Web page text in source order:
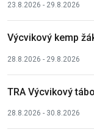
23.8.2026 - 29.8.2026
Výcvikový kemp
28.8.2026 - 29.8.2026
TRA Výcvikový
28.8.2026 - 30.8.2026